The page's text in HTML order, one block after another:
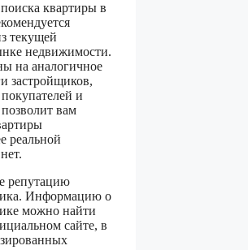
квартиры в
текущей
недвижимости.
на аналогичное
застройщиков,
и
вам
реальной
репутацию
Информацию о
можно найти
сайте, в